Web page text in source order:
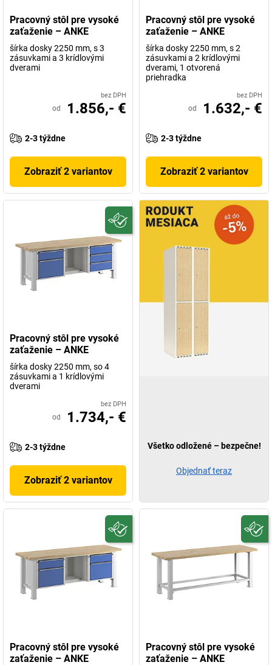
Pracovný stôl pre vysoké
zaťaženie – ANKE
šírka dosky 2250 mm, s 3
zásuvkami a 3 krídlovými
dverami
bez DPH
od 1.856,- €
2-3 týždne
Zobraziť 2 variantov
Pracovný stôl pre vysoké
zaťaženie – ANKE
šírka dosky 2250 mm, s 2
zásuvkami a 2 krídlovými
dverami, 1 otvorená
priehradka
bez DPH
od 1.632,- €
2-3 týždne
Zobraziť 2 variantov
Pracovný stôl pre vysoké
zaťaženie – ANKE
šírka dosky 2250 mm, so 4
zásuvkami a 1 krídlovými
dverami
bez DPH
od 1.734,- €
2-3 týždne
Zobraziť 2 variantov
Pracovný stôl pre vysoké
zaťaženie – ANKE
Pracovný stôl pre vysoké
zaťaženie – ANKE
Všetko odložené – bezpečne!
Objednať teraz